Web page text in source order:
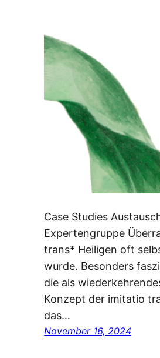
Case Studies
Expertengruppe
trans* Heiligen oft
wurde. Besonders
die als
Konzept der imitatio
das…
November 16, 2024